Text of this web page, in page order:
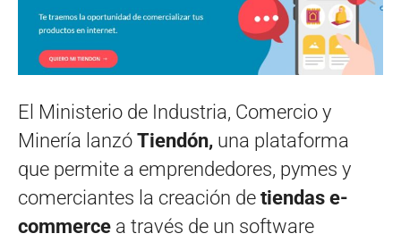
El Ministerio de Industria, Comercio y
Minería lanzó Tiendón, una plataforma
que permite a emprendedores, pymes y
comerciantes la creación de tiendas e-
commerce a través de un software